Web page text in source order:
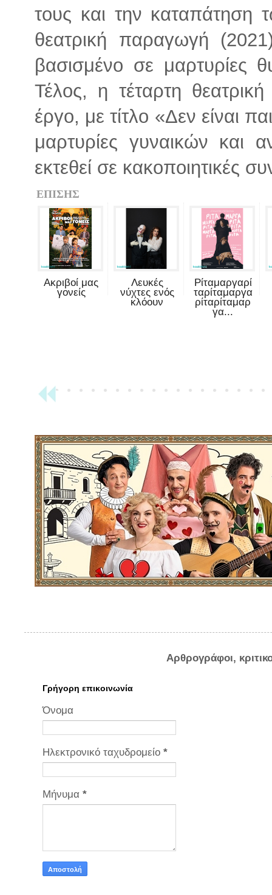
τους και την καταπάτηση
θεατρική παραγωγή
βασισμένο σε μαρτυρίες
Τέλος, η τέταρτη
έργο, με τίτλο «Δεν είναι
μαρτυρίες γυναικών και
εκτεθεί σε κακοποιητικές
ΕΠΙΣΗΣ
Ακριβοί μας
γονείς
Λευκές
νύχτες ενός
κλόουν
Ρίταμαργαρί
ταρίταμαργα
ρίταρίταμαρ
γα...
Αρθρογράφοι,
Γρήγορη επικοινωνία
Όνομα
Ηλεκτρονικό ταχυδρομείο *
Μήνυμα *